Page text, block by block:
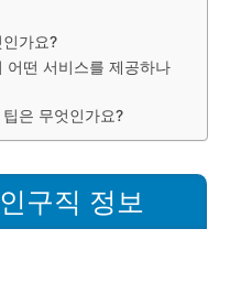
가요?
어떤 서비스를 제공하나
은 무엇인가요?
구직 정보